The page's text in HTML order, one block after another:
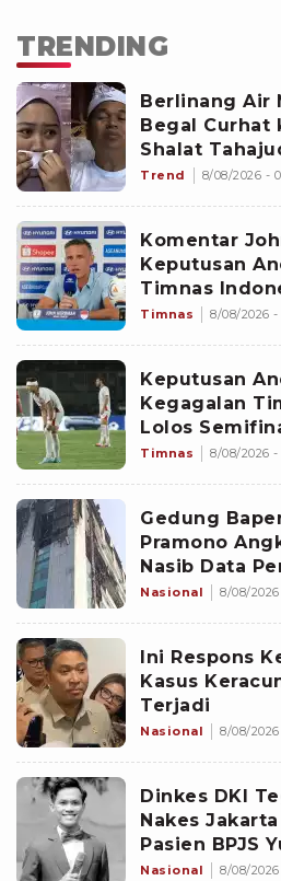
TRENDING
Berlinang Air
Begal Curhat
Shalat
Trend 8/08/2026 -
Komentar
Keputusan
Timnas
di Piala AFF
Timnas 8/08/2026 -
Keputusan
Kegagalan
Lolos
Untungkan
Timnas 8/08/2026 -
Gedung
Pramono
Nasib Data
Nasional 8/08/
Ini Respons
Kasus
Terjadi
Nasional 8/08/2026
Dinkes DKI
Nakes
Pasien BPJS
Nasional 8/08/